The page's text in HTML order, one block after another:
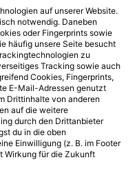
auf unserer Website.
notwendig. Daneben
oder Fingerprints sowie
häufig unsere Seite besucht
zu
Tracking sowie auch
Cookies, Fingerprints,
E-Mail-Adressen genutzt
Drittinhalte von anderen
auf die weitere
durch den Drittanbieter
du in die oben
Einwilligung (z. B. im Footer
Wirkung für die Zukunft